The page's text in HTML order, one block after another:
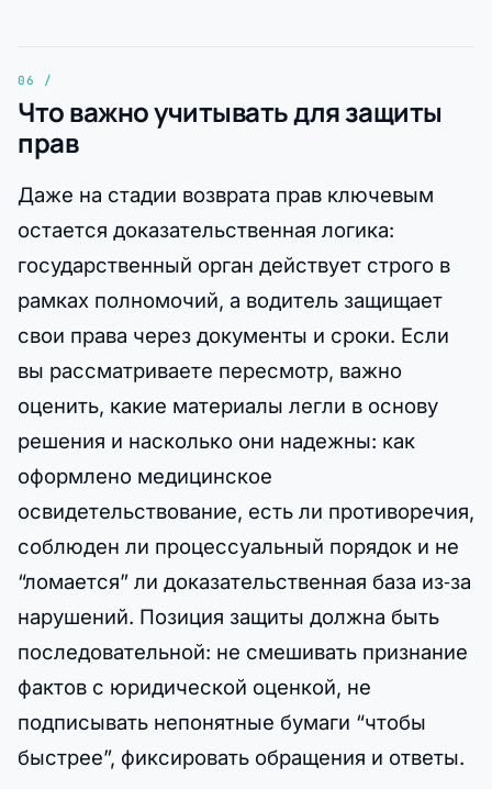
Что важно учитывать для защиты
прав
Даже на стадии возврата прав ключевым
остается доказательственная логика:
государственный орган действует строго в
рамках полномочий, а водитель защищает
свои права через документы и сроки. Если
вы рассматриваете пересмотр, важно
оценить, какие материалы легли в основу
решения и насколько они надежны: как
оформлено медицинское
освидетельствование, есть ли противоречия,
соблюден ли процессуальный порядок и не
“ломается” ли доказательственная база из‑за
нарушений. Позиция защиты должна быть
последовательной: не смешивать признание
фактов с юридической оценкой, не
подписывать непонятные бумаги “чтобы
быстрее”, фиксировать обращения и ответы.